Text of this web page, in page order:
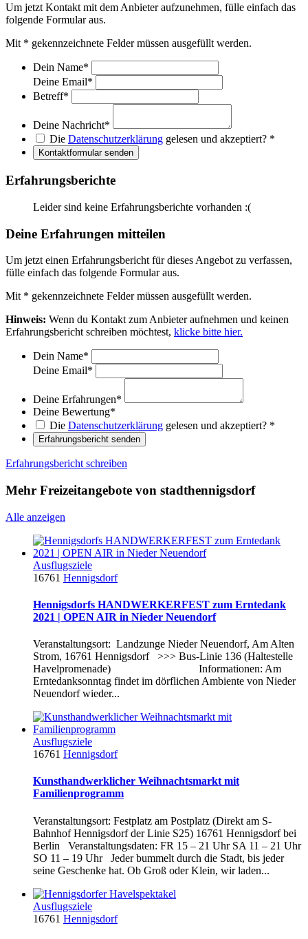
Um jetzt Kontakt mit dem Anbieter aufzunehmen, fülle einfach das
folgende Formular aus.
Mit * gekennzeichnete Felder müssen ausgefüllt werden.
Dein Name*
Deine Email*
Betreff*
Deine Nachricht*
Die Datenschutzerklärung gelesen und akzeptiert? *
Kontaktformular senden
Erfahrungsberichte
Leider sind keine Erfahrungsberichte vorhanden :(
Deine Erfahrungen mitteilen
Um jetzt einen Erfahrungsbericht für dieses Angebot zu verfassen,
fülle einfach das folgende Formular aus.
Mit * gekennzeichnete Felder müssen ausgefüllt werden.
Hinweis: Wenn du Kontakt zum Anbieter aufnehmen und keinen
Erfahrungsbericht schreiben möchtest, klicke bitte hier.
Dein Name*
Deine Email*
Deine Erfahrungen*
Deine Bewertung*
Die Datenschutzerklärung gelesen und akzeptiert? *
Erfahrungsbericht senden
Erfahrungsbericht schreiben
Mehr Freizeitangebote von stadthennigsdorf
Alle anzeigen
Ausflugsziele
16761 Hennigsdorf
Hennigsdorfs HANDWERKERFEST zum Erntedank
2021 | OPEN AIR in Nieder Neuendorf
Veranstaltungsort: Landzunge Nieder Neuendorf, Am Alten
Strom, 16761 Hennigsdorf >>> Bus-Linie 136 (Haltestelle
Havelpromenade) Informationen: Am
Erntedanksonntag findet im dörflichen Ambiente von Nieder
Neuendorf wieder...
Ausflugsziele
16761 Hennigsdorf
Kunsthandwerklicher Weihnachtsmarkt mit
Familienprogramm
Veranstaltungsort: Festplatz am Postplatz (Direkt am S-
Bahnhof Hennigsdorf der Linie S25) 16761 Hennigsdorf bei
Berlin Veranstaltungsdaten: FR 15 – 21 Uhr SA 11 – 21 Uhr
SO 11 – 19 Uhr Jeder bummelt durch die Stadt, bis jeder
seine Geschenke hat. Ob Groß oder Klein, wir laden...
Ausflugsziele
16761 Hennigsdorf